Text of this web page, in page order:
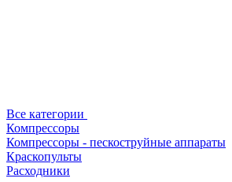
Все категории
Компрессоры
Компрессоры - пескоструйные аппараты
Краскопульты
Расходники